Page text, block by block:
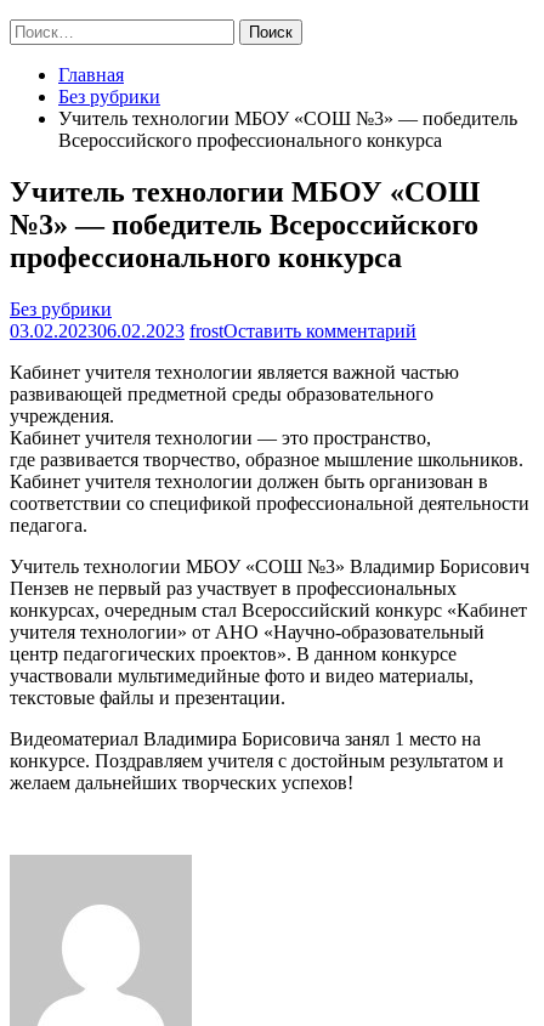
Найти:
Главная
Без рубрики
Учитель технологии МБОУ «СОШ №3» — победитель
Всероссийского профессионального конкурса
Учитель технологии МБОУ «СОШ
№3» — победитель Всероссийского
профессионального конкурса
Без рубрики
03.02.202306.02.2023 frostОставить комментарий
технологии
МБОУ
№3»
—
победитель
Кабинет учителя технологии является важной частью
развивающей предметной среды образовательного
учреждения.
Кабинет учителя технологии — это пространство,
где развивается творчество, образное мышление школьников.
Кабинет учителя технологии должен быть организован в
соответствии со спецификой профессиональной деятельности
педагога.
Учитель технологии МБОУ «СОШ №3» Владимир Борисович
Пензев не первый раз участвует в профессиональных
конкурсах, очередным стал Всероссийский конкурс «Кабинет
учителя технологии» от АНО «Научно-образовательный
центр педагогических проектов». В данном конкурсе
участвовали мультимедийные фото и видео материалы,
текстовые файлы и презентации.
Видеоматериал Владимира Борисовича занял 1 место на
конкурсе. Поздравляем учителя с достойным результатом и
желаем дальнейших творческих успехов!